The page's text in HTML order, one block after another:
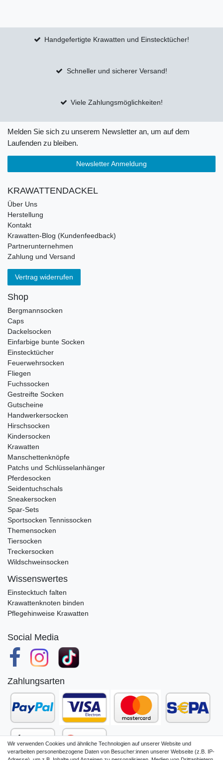
Handgefertigte Krawatten und Einstecktücher!
Schneller und sicherer Versand!
Viele Zahlungsmöglichkeiten!
Melden Sie sich zu unserem Newsletter an, um auf dem
Laufenden zu bleiben.
Newsletter Anmeldung
KRAWATTENDACKEL
Über Uns
Herstellung
Kontakt
Krawatten-Blog (Kundenfeedback)
Partnerunternehmen
Zahlung und Versand
Vertrag widerrufen
Shop
Bergmannsocken
Caps
Dackelsocken
Einfarbige bunte Socken
Einstecktücher
Feuerwehrsocken
Fliegen
Fuchssocken
Gestreifte Socken
Gutscheine
Handwerkersocken
Hirschsocken
Kindersocken
Krawatten
Manschettenknöpfe
Patchs und Schlüsselanhänger
Pferdesocken
Seidentuchschals
Sneakersocken
Spar-Sets
Sportsocken Tennissocken
Themensocken
Tiersocken
Treckersocken
Wildschweinsocken
Wissenswertes
Einstecktuch falten
Krawattenknoten binden
Pflegehinweise Krawatten
Social Media
Zahlungsarten
Wir verwenden Cookies und ähnliche Technologien auf unserer Website und
verarbeiten personenbezogene Daten von Besucher:innen unserer Webseite (z.B. IP-